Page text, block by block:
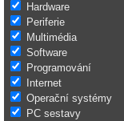
Hardware
Periferie
Multimédia
Software
Programování
Internet
Operační systémy
PC sestavy